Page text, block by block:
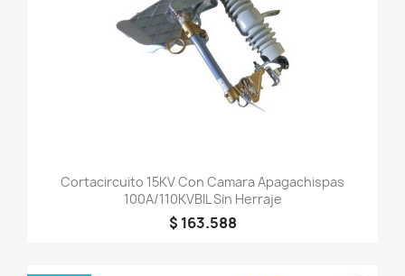
Cortacircuito 15KV Con Camara Apagachispas
100A/110KVBIL Sin Herraje
$ 163.588